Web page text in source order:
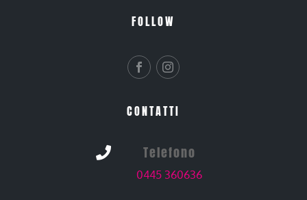
FOLLOW
CONTATTI
 Telefono
0445 360636